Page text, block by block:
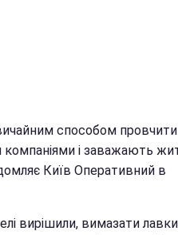
способом провчити
компаніями і заважають
Київ Оперативний в
вирішили, вимазати